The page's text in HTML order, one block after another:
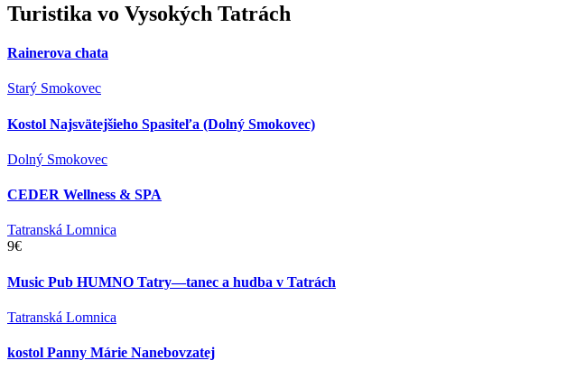
Turistika vo Vysokých Tatrách
Rainerova chata
Starý Smokovec
Kostol Najsvätejšieho Spasiteľa (Dolný Smokovec)
Dolný Smokovec
CEDER Wellness & SPA
Tatranská Lomnica
9€
Music Pub HUMNO Tatry—tanec a hudba v Tatrách
Tatranská Lomnica
kostol Panny Márie Nanebovzatej